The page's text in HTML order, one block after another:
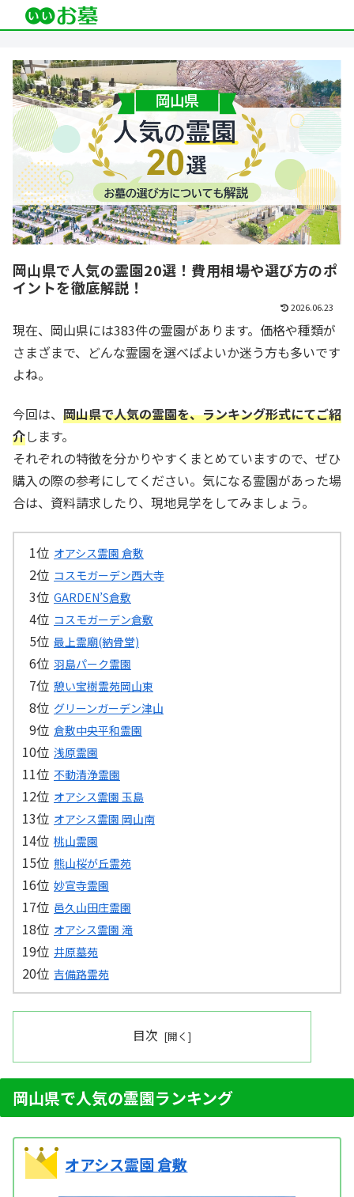
岡山県で人気の霊園20選！費用相場や選び方のポ
イントを徹底解説！
2026.06.23
現在、岡山県には383件の霊園があります。価格や種類が
さまざまで、どんな霊園を選べばよいか迷う方も多いです
よね。
今回は、 岡山県で人気の霊園を、ランキング形式にてご紹
介します。
それぞれの特徴を分かりやすくまとめていますので、ぜひ
購入の際の参考にしてください。気になる霊園があった場
合は、資料請求したり、現地見学をしてみましょう。
オアシス霊園 倉敷
コスモガーデン西大寺
GARDEN’S倉敷
コスモガーデン倉敷
最上霊廟(納骨堂)
羽島パーク霊園
憩い宝樹霊苑岡山東
グリーンガーデン津山
倉敷中央平和霊園
浅原霊園
不動清浄霊園
オアシス霊園 玉島
オアシス霊園 岡山南
桃山霊園
熊山桜が丘霊苑
妙宣寺霊園
邑久山田庄霊園
オアシス霊園 滝
井原墓苑
吉備路霊苑
目次
岡山県で人気の霊園ランキング
オアシス霊園 倉敷